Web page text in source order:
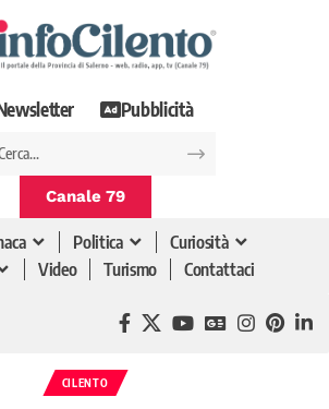
Pubblicità
Canale 79
Politica
Curiosità
Video Turismo Contattaci
CILENTO